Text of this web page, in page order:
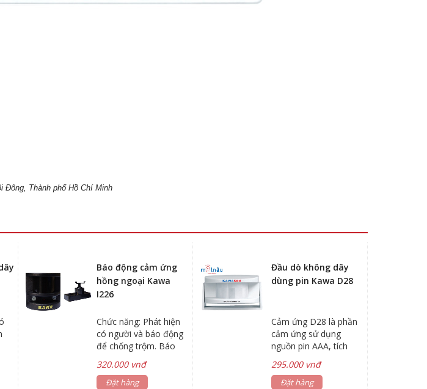
Đông, Thành phố Hồ Chí Minh
Báo động cảm ứng
hồng ngoại Kawa
I226
Chức năng: Phát hiện
có người và báo động
để chống trộm. Báo
liên tiếp
320.000 vnđ
Đặt hàng
Đầu dò không dây
dùng pin Kawa D28
Cảm ứng D28 là phần
cảm ứng sử dụng
nguồn pin AAA, tích
chuông.
295.000 vnđ
Đặt hàng